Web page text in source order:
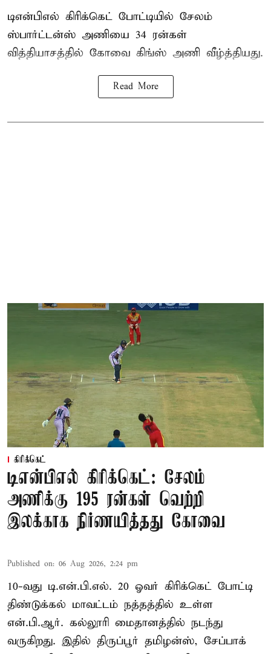
டிஎன்பிஎல் கிரிக்கெட் போட்டியில் சேலம்
ஸ்பார்ட்டன்ஸ் அணியை 34 ரன்கள்
வித்தியாசத்தில் கோவை கிங்ஸ் அணி வீழ்த்தியது.
Read More
கிரிக்கெட்
டிஎன்பிஎல் கிரிக்கெட்: சேலம்
அணிக்கு 195 ரன்கள் வெற்றி
இலக்காக நிர்ணயித்தது கோவை
Published on: 06 Aug 2026, 2:24 pm
10-வது டி.என்.பி.எல். 20 ஓவர் கிரிக்கெட் போட்டி
திண்டுக்கல் மாவட்டம் நத்தத்தில் உள்ள
என்.பி.ஆர். கல்லூரி மைதானத்தில் நடந்து
வருகிறது. இதில் திருப்பூர் தமிழன்ஸ், சேப்பாக்